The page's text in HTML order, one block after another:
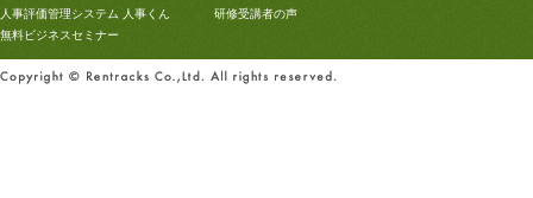
人事評価管理システム 人事くん
無料ビジネスセミナー
研修受講者の声